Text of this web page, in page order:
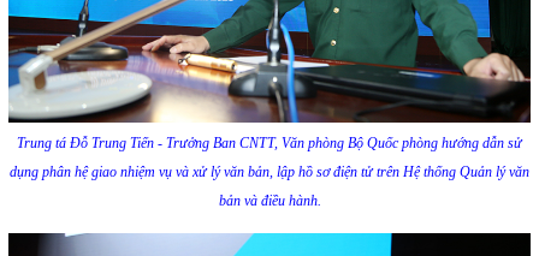
Trung tá Đỗ Trung Tiến - Trưởng Ban CNTT, Văn phòng Bộ Quốc phòng hướng dẫn sử
dụng phân hệ giao nhiệm vụ và xử lý văn bản, lập hồ sơ điện tử trên Hệ thống Quản lý văn
bản và điều hành.